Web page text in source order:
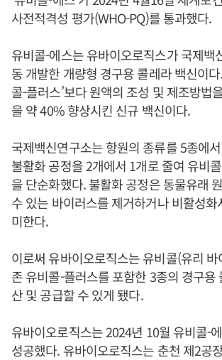
사전적격성 평가(WHO-PQ)를 통과했다.
유비콜-에스는 유바이오로직스가 국제백
동 개발한 개량형 경구용 콜레라 백신이다
콜-플러스’보다 원액의 조성 및 제조방법
을 약 40% 향상시킨 신규 백신이다.
국제백신연구소는 항원의 종류를 5종에
불활화 공정을 2개에서 1개로 줄여 유비
을 단순화했다. 불활화 공정은 동물유래
수 있는 바이러스를 제거하거나 비활성화
미한다.
이로써 유바이오로직스는 유비콜(유리
존 유비콜-플러스를 포함한 3종의 경구용
산 및 공급할 수 있게 됐다.
유바이오로직스는 2024년 10월 유비콜-
성공했다. 유바이오로직스는 춘천 제2공